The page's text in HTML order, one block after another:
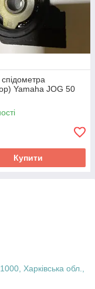
Yamaha JOG 50
Купити
Харківська обл.,